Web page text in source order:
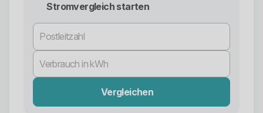
Stromvergleich starten
Vergleichen